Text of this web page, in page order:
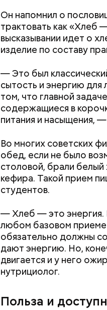
Он напомнил о
трактовать как «Хлеб
высказывании идет о
изделие по составу
— Это был
сытость и энергию для
том, что главной
содержащиеся в
питания и насыщения,
Во многих советских
обед, если не было
столовой, брали белый
кефира. Такой прием
студентов.
— Хлеб — это энергия.
любом базовом приеме
обязательно должны
дают энергию. Но,
двигается и у него
нутрициолог.
Польза и
— Кабачки,
сковороде. К ним
оливковое масло.
Однако диетолог
полезна. В первую
С 1
школьники
новой
изменится